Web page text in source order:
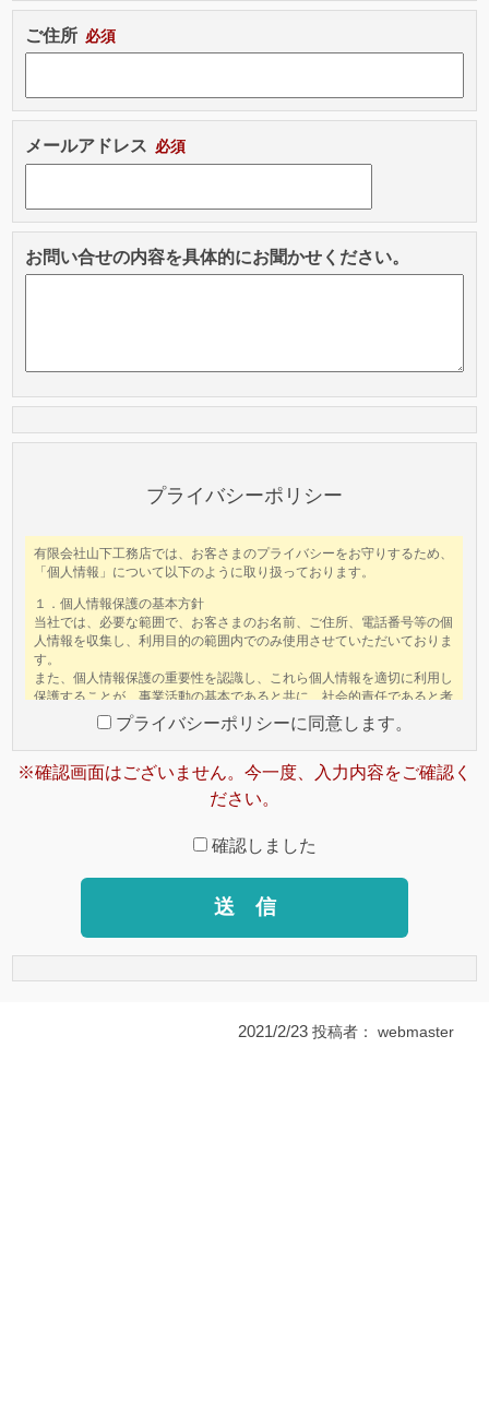
ご住所
メールアドレス
お問い合せの内容を具体的にお聞かせください。
このフィールドは空のままにしてください。
プライバシーポリシー
プライバシーポリシーに同意します。
※確認画面はございません。今一度、入力内容をご確認く
ださい。
確認しました
2021/2/23 投稿者： webmaster